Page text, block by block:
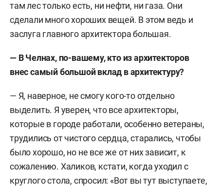
там лес только есть, ни нефти, ни газа. Они
сделали много хороших вещей. В этом ведь и
заслуга главного архитектора большая.
— В Челнах, по-вашему, кто из архитекторов
внес самый большой вклад в архитектуру?
— Я, наверное, не смогу кого-то отдельно
выделить. Я уверен, что все архитекторы,
которые в городе работали, особенно ветераны,
трудились от чистого сердца, старались, чтобы
было хорошо, но не все же от них зависит, к
сожалению. Халиков, кстати, когда уходил с
круглого стола, спросил: «Вот вы тут выступаете,